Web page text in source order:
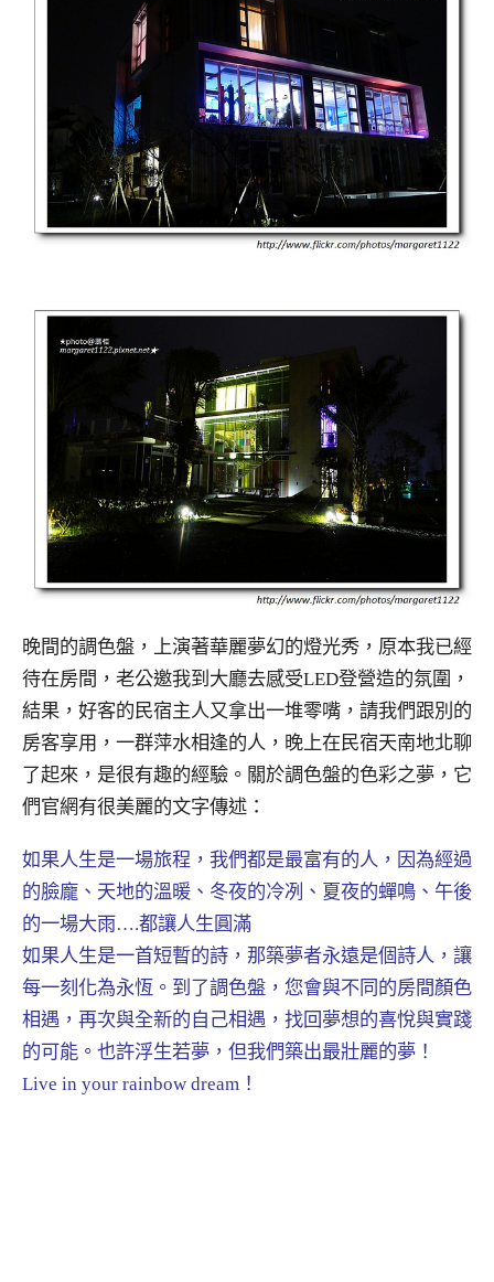
晚間的調色盤，上演著華麗夢幻的燈光秀，原本我已經
待在房間，老公邀我到大廳去感受LED登營造的氛圍，
結果，好客的民宿主人又拿出一堆零嘴，請我們跟別的
房客享用，一群萍水相逢的人，晚上在民宿天南地北聊
了起來，是很有趣的經驗。關於調色盤的色彩之夢，它
們官網有很美麗的文字傳述：
如果人生是一場旅程，我們都是最富有的人，因為經過
的臉龐、天地的溫暖、冬夜的冷冽、夏夜的蟬鳴、午後
的一場大雨….都讓人生圓滿
如果人生是一首短暫的詩，那築夢者永遠是個詩人，讓
每一刻化為永恆。到了調色盤，您會與不同的房間顏色
相遇，再次與全新的自己相遇，找回夢想的喜悅與實踐
的可能。也許浮生若夢，但我們築出最壯麗的夢！
Live in your rainbow dream！